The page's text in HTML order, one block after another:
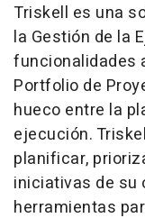
Triskell es una
la Gestión de la
funcionalidades
Portfolio de
hueco entre la
ejecución.
planificar,
iniciativas de su
herramientas